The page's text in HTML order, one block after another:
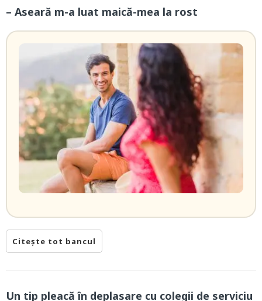
– Aseară m-a luat maică-mea la rost
Citește tot bancul
Un tip pleacă în deplasare cu colegii de serviciu